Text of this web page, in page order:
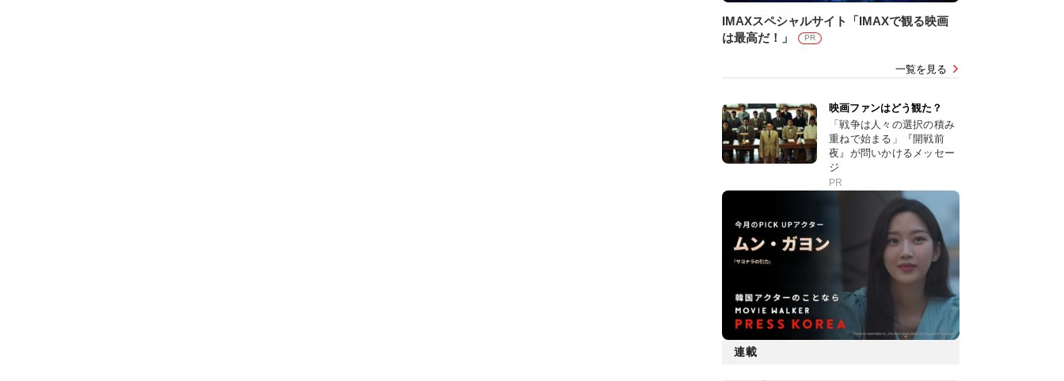
IMAXスペシャルサイト「IMAXで観る映画
は最高だ！」
PR
一覧を見る
映画ファンはどう観た？
「戦争は人々の選択の積み
重ねで始まる」『開戦前
夜』が問いかけるメッセー
ジ
PR
連載